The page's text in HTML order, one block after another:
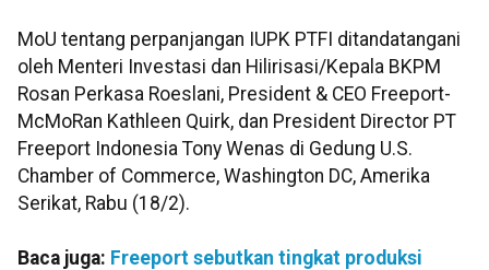
MoU tentang perpanjangan IUPK PTFI ditandatangani
oleh Menteri Investasi dan Hilirisasi/Kepala BKPM
Rosan Perkasa Roeslani, President & CEO Freeport-
McMoRan Kathleen Quirk, dan President Director PT
Freeport Indonesia Tony Wenas di Gedung U.S.
Chamber of Commerce, Washington DC, Amerika
Serikat, Rabu (18/2).
Baca juga: Freeport sebutkan tingkat produksi